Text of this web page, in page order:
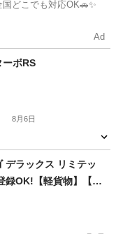
どこでも対応OK🚗✨
Ad
タムターボRS
8月6日
デラックス リミテッ
録OK!【軽貨物】【配
在庫日数 2日 広告
クーポン